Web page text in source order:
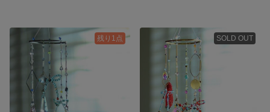
残り1点 SOLD OUT